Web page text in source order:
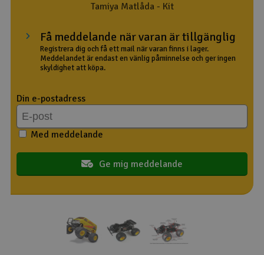
Raketer
Scooter & elfordon
Smarthem, lek och hobby
Solenergi
Verktyg, utrustning och tillbehör
Presentkort
Tamiya Matlåda - Kit
Få meddelande när varan är tillgänglig
Registrera dig och få ett mail när varan finns i lager.
Meddelandet är endast en vänlig påminnelse och ger ingen
skyldighet att köpa.
Din e-postadress
Med meddelande
Ge mig meddelande